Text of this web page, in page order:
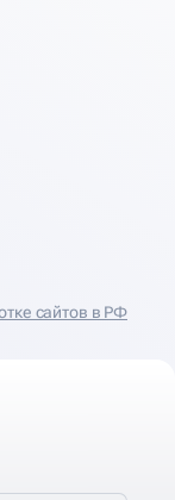
сайтов в РФ